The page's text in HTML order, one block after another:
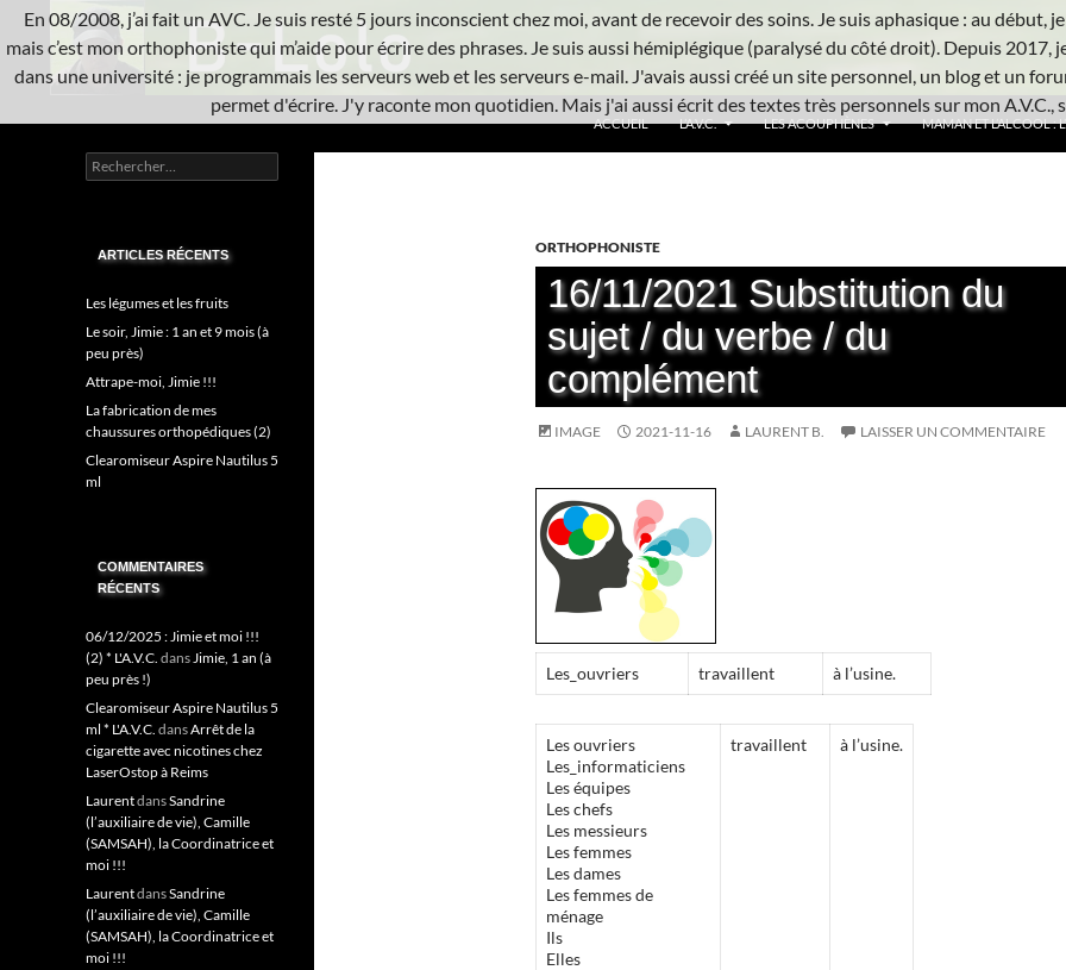
Aller
au
contenu
L'A.V.C. ACCUEIL L’A.V.C. LES ACOUPHÈNES MAMAN ET L’ALCOOL :
ORTHOPHONISTE
16/11/2021 Substitution du
sujet / du verbe / du
complément
IMAGE 2021-11-16 LAURENT B. LAISSER UN COMMENTAIRE
Les_ouvriers travaillent à l’usine.
Les ouvriers
Les_informaticiens
Les équipes
Les chefs
Les messieurs
Les femmes
Les dames
Les femmes de
ménage
Ils
Elles
travaillent à l’usine.
Informatique système
Rechercher :
ARTICLES RÉCENTS
Les légumes et les fruits
Le soir, Jimie : 1 an et 9 mois (à
peu près)
Attrape-moi, Jimie !!!
La fabrication de mes
chaussures orthopédiques (2)
Clearomiseur Aspire Nautilus 5
ml
COMMENTAIRES
RÉCENTS
06/12/2025 : Jimie et moi !!!
(2) * L'A.V.C. dansJimie, 1 an (à
peu près !)
Clearomiseur Aspire Nautilus 5
ml * L'A.V.C. dansArrêt de la
cigarette avec nicotines chez
LaserOstop à Reims
LaurentdansSandrine
(l’auxiliaire de vie), Camille
(SAMSAH), la Coordinatrice et
moi !!!
LaurentdansSandrine
(l’auxiliaire de vie), Camille
(SAMSAH), la Coordinatrice et
moi !!!
En 08/2008, j’ai fait un AVC. Je suis resté 5 jours inconscient chez moi, avant de recevoir des soins. Je suis aphasique : au début,
mais c’est mon orthophoniste qui m’aide pour écrire des phrases. Je suis aussi hémiplégique (paralysé du côté droit). Depuis 2017,
dans une université : je programmais les serveurs web et les serveurs e-mail. J'avais aussi créé un site personnel, un blog et un
permet d'écrire. J'y raconte mon quotidien. Mais j'ai aussi écrit des textes très personnels sur mon A.V.C.,